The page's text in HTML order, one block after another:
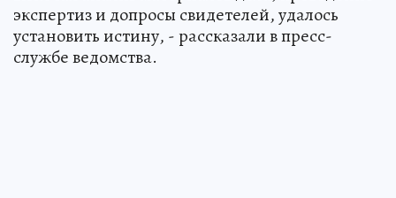
экспертиз и допросы свидетелей, удалось
установить истину, - рассказали в пресс-
службе ведомства.